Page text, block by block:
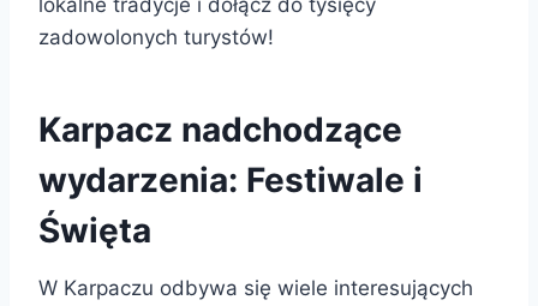
zadowolonych turystów!
Karpacz nadchodzące
wydarzenia: Festiwale i
Święta
W Karpaczu odbywa się wiele interesujących